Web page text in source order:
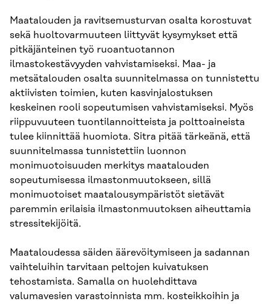
Maatalouden ja ravitsemusturvan osalta korostuvat
sekä huoltovarmuuteen liittyvät kysymykset että
pitkäjänteinen työ ruoantuotannon
ilmastokestävyyden vahvistamiseksi. Maa- ja
metsätalouden osalta suunnitelmassa on tunnistettu
aktiivisten toimien, kuten kasvinjalostuksen
keskeinen rooli sopeutumisen vahvistamiseksi. Myös
riippuvuuteen tuontilannoitteista ja polttoaineista
tulee kiinnittää huomiota. Sitra pitää tärkeänä, että
suunnitelmassa tunnistettiin luonnon
monimuotoisuuden merkitys maatalouden
sopeutumisessa ilmastonmuutokseen, sillä
monimuotoiset maatalousympäristöt sietävät
paremmin erilaisia ilmastonmuutoksen aiheuttamia
stressitekijöitä.
Maataloudessa säiden äärevöitymiseen ja sadannan
vaihteluihin tarvitaan peltojen kuivatuksen
tehostamista. Samalla on huolehdittava
valumavesien varastoinnista mm. kosteikkoihin ja